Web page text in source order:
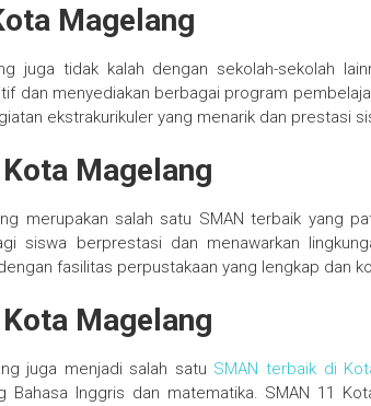
Magelang
juga tidak kalah dengan sekolah-sekolah
dan menyediakan berbagai program
ekstrakurikuler yang menarik dan prestasi
Magelang
merupakan salah satu SMAN terbaik yang
siswa berprestasi dan menawarkan
fasilitas perpustakaan yang lengkap dan
Magelang
juga menjadi salah satu SMAN terbaik di
Bahasa Inggris dan matematika. SMAN 11